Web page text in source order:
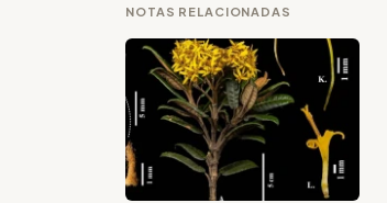
NOTAS RELACIONADAS